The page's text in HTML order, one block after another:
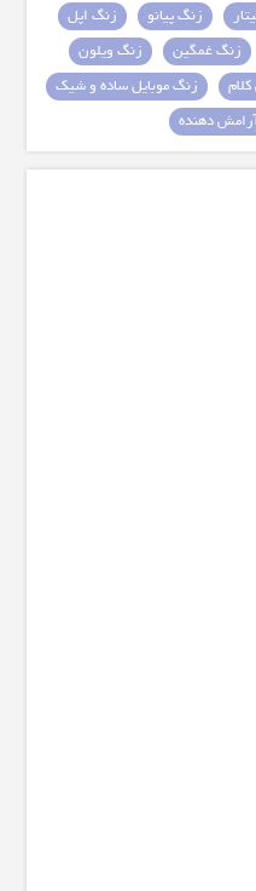
زنگ پیانو
زنگ اپل
زنگ غمگین
زنگ ویلون
زنگ موبایل ساده و شیک
دهنده